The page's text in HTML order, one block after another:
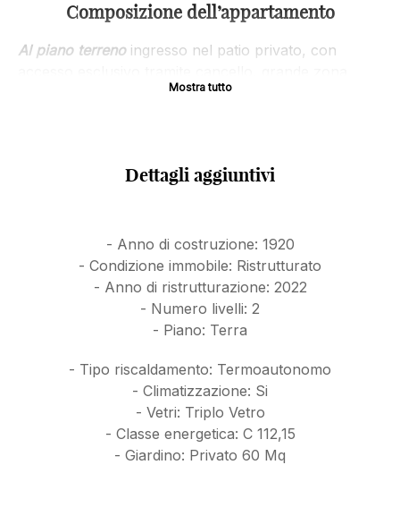
Composizione dell’appartamento
Al piano terrenoingresso nel patio privato, con
giorno con cucina, pranzo, e accesso al giardino,
posti a sedere. Bella cucina lineare bianca, completa
di elettrodomestici, ad esclusione della lavastoviglie.
bagno con grande doccia in muratura.
La zona notte è una stanza di generose dimensioni
con arredo minimale, ma accogliente: letto
matrimoniale con comodini e armadi.
questo ambiente, sfruttando l’ altezza dei soffitti, è
stato inserito un comodo locale ripostiglio.
Il bagno con finestra, ha la doccia in muratura di
generose dimensioni. In generale la casa risulta
accogliente e completa di ogni comfort. Siamo al
Mostra tutto
Dettagli aggiuntivi
- Anno di costruzione: 1920
- Condizione immobile: Ristrutturato
- Anno di ristrutturazione: 2022
- Numero livelli: 2
- Piano: Terra
- Tipo riscaldamento: Termoautonomo
- Climatizzazione: Si
- Vetri: Triplo Vetro
- Classe energetica: C 112,15
- Giardino: Privato 60 Mq